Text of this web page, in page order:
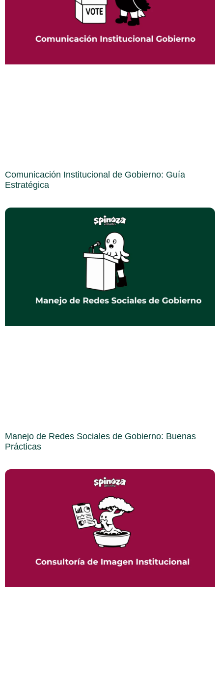
Comunicación Institucional de Gobierno: Guía
Estratégica
Manejo de Redes Sociales de Gobierno: Buenas
Prácticas